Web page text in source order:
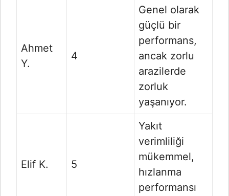
Ahmet
Y.
4
Genel olarak
güçlü bir
performans,
ancak zorlu
arazilerde
zorluk
yaşanıyor.
Elif K. 5
Yakıt
verimliliği
mükemmel,
hızlanma
performansı